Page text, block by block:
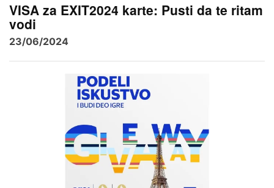
VISA za EXIT2024 karte: Pusti da te ritam
vodi
23/06/2024